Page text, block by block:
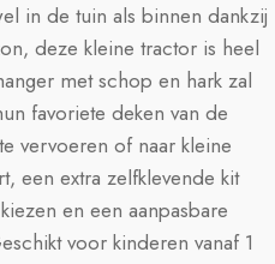
in de tuin als binnen dankzij
deze kleine tractor is heel
met schop en hark zal
favoriete deken van de
vervoeren of naar kleine
een extra zelfklevende kit
en een aanpasbare
voor kinderen vanaf 1